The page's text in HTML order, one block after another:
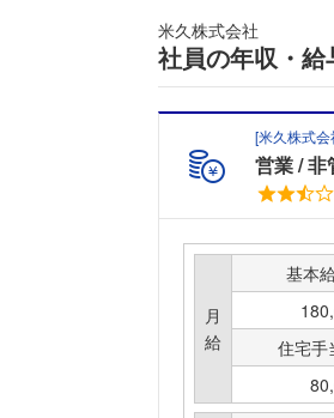
米久株式会社
社員の年収・
[米久株式会
営業 非
月
給
基本給
住宅手